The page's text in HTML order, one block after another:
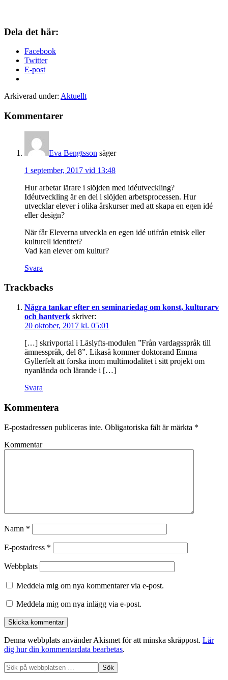
Dela det här:
Facebook
Twitter
E-post
Arkiverad under: Aktuellt
Kommentarer
Eva Bengtsson säger
1 september, 2017 vid 13:48
Hur arbetar lärare i slöjden med idéutveckling?
Idéutveckling är en del i slöjden arbetsprocessen. Hur
utvecklar elever i olika årskurser med att skapa en egen idé
eller design?
När får Eleverna utveckla en egen idé utifrån etnisk eller
kulturell identitet?
Vad kan elever om kultur?
Svara
Trackbacks
Några tankar efter en seminariedag om konst, kulturarv
och hantverk skriver:
20 oktober, 2017 kl. 05:01
[…] skrivportal i Läslyfts-modulen ”Från vardagsspråk till
ämnesspråk, del 8”. Likaså kommer doktorand Emma
Gyllerfelt att forska inom multimodalitet i sitt projekt om
nyanlända och lärande i […]
Svara
Kommentera
E-postadressen publiceras inte. Obligatoriska fält är märkta *
Kommentar
Namn *
E-postadress *
Webbplats
Meddela mig om nya kommentarer via e-post.
Meddela mig om nya inlägg via e-post.
Denna webbplats använder Akismet för att minska skräppost. Lär
dig hur din kommentardata bearbetas.